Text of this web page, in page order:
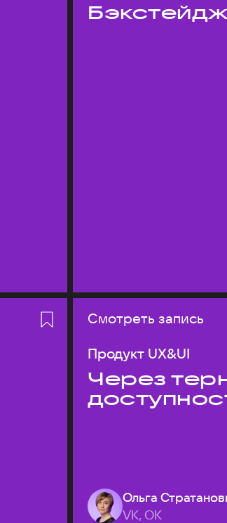
Бэкстейдж
Смотреть запись
Продукт UX&UI
Через
Ольга
VK, ОК